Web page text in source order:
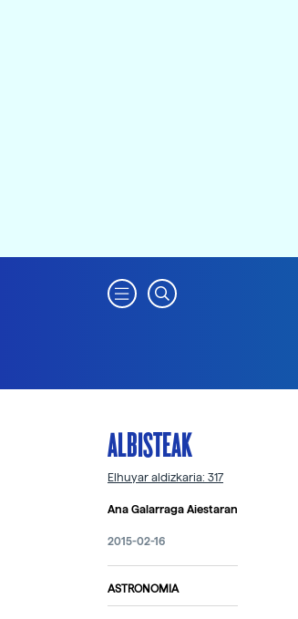
ALBISTEAK
Elhuyar aldizkaria: 317
Ana Galarraga Aiestaran
2015-02-16
ASTRONOMIA